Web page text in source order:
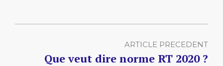
ARTICLE PRECEDENT
Que veut dire norme RT 2020 ?